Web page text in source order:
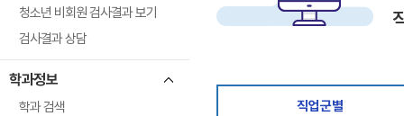
청소년 비회원 검사결과 보기
검사결과 상담
학과정보
학과 검색
직업군별